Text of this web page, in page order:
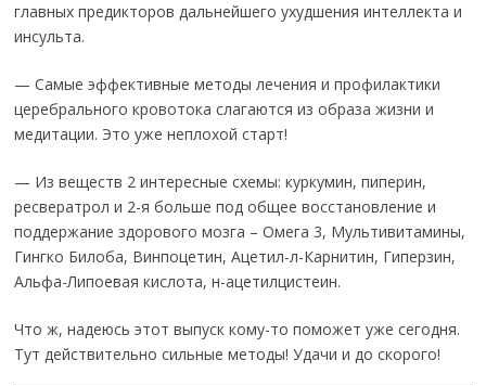
главных предикторов дальнейшего ухудшения интеллекта и
инсульта.
— Самые эффективные методы лечения и профилактики
церебрального кровотока слагаются из образа жизни и
медитации. Это уже неплохой старт!
— Из веществ 2 интересные схемы: куркумин, пиперин,
ресвератрол и 2-я больше под общее восстановление и
поддержание здорового мозга – Омега 3, Мультивитамины,
Гингко Билоба, Винпоцетин, Ацетил-л-Карнитин, Гиперзин,
Альфа-Липоевая кислота, н-ацетилцистеин.
Что ж, надеюсь этот выпуск кому-то поможет уже сегодня.
Тут действительно сильные методы! Удачи и до скорого!